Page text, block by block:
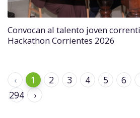
Convocan al talento joven
Hackathon Corrientes 2026
‹ 1 2 3 4 5 6
294
›